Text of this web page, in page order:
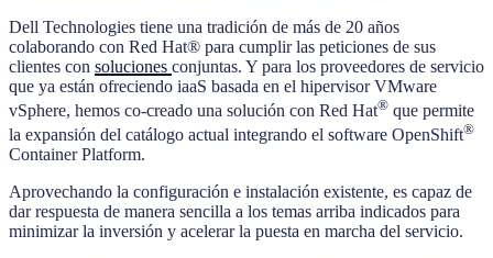
Dell Technologies tiene una tradición de más de 20 años
colaborando con Red Hat® para cumplir las peticiones de sus
clientes con soluciones conjuntas. Y para los proveedores de servicio
que ya están ofreciendo iaaS basada en el hipervisor VMware
vSphere, hemos co-creado una solución con Red Hat® que permite
la expansión del catálogo actual integrando el software OpenShift®
Container Platform.
Aprovechando la configuración e instalación existente, es capaz de
dar respuesta de manera sencilla a los temas arriba indicados para
minimizar la inversión y acelerar la puesta en marcha del servicio.